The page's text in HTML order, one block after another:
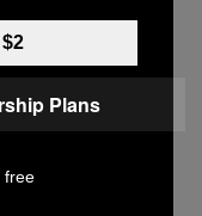
Plans
free